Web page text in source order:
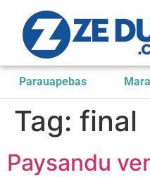
Parauapebas
Tag: final
Paysandu